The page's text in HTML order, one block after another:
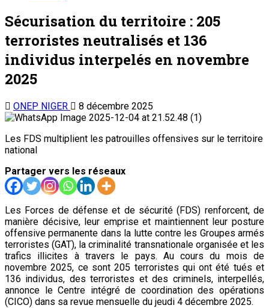
Sécurisation du territoire : 205
terroristes neutralisés et 136
individus interpelés en novembre
2025
ONEP NIGER 8 décembre 2025
Les FDS multiplient les patrouilles offensives sur le territoire
national
Partager vers les réseaux
Les Forces de défense et de sécurité (FDS) renforcent, de
manière décisive, leur emprise et maintiennent leur posture
offensive permanente dans la lutte contre les Groupes armés
terroristes (GAT), la criminalité transnationale organisée et les
trafics illicites à travers le pays. Au cours du mois de
novembre 2025, ce sont 205 terroristes qui ont été tués et
136 individus, des terroristes et des criminels, interpellés,
annonce le Centre intégré de coordination des opérations
(CICO) dans sa revue mensuelle du jeudi 4 décembre 2025.